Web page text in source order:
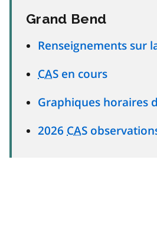
Grand Bend
Renseignements sur
CAS en cours
Graphiques horaires
2026 CAS